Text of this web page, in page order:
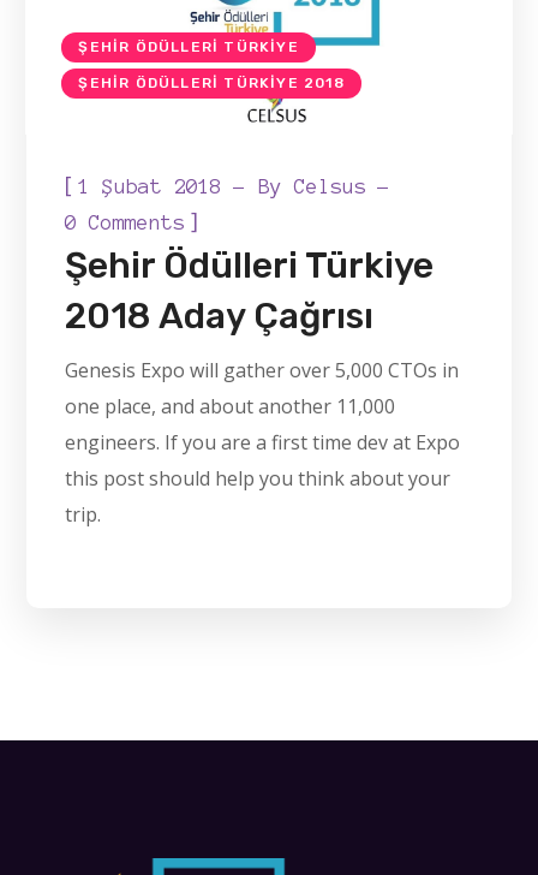
ŞEHIR ÖDÜLLERI TÜRKIYE
ŞEHIR ÖDÜLLERI TÜRKIYE 2018
[1 Şubat 2018 ByCelsus
0 Comments ]
Şehir Ödülleri Türkiye
2018 Aday Çağrısı
Genesis Expo will gather over 5,000 CTOs in
one place, and about another 11,000
engineers. If you are a first time dev at Expo
this post should help you think about your
trip.